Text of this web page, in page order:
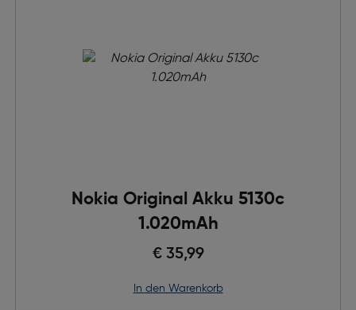
Nokia Original Akku 5130c
1.020mAh
€ 35,99
in den Warenkorb